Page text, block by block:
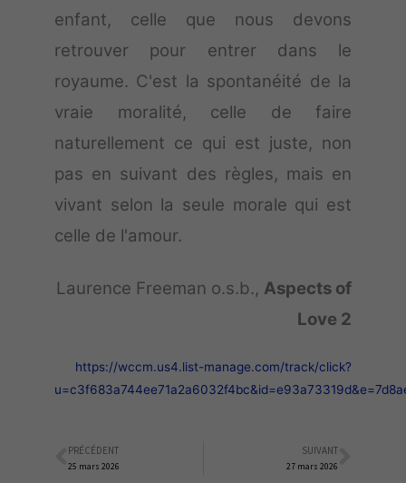
enfant, celle que nous devons
retrouver pour entrer dans le
royaume. C'est la spontanéité de la
vraie moralité, celle de faire
naturellement ce qui est juste, non
pas en suivant des règles, mais en
vivant selon la seule morale qui est
celle de l'amour.
Laurence Freeman o.s.b., Aspects of
Love 2
https://wccm.us4.list-manage.com/track/click?
Précédent
PRÉCÉDENT
25 mars 2026
SUIVANT
27 mars 2026